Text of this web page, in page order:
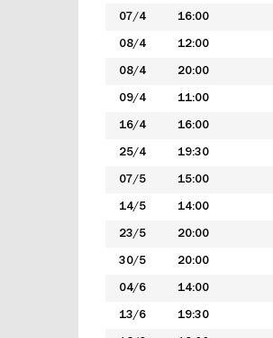
07/4 16:00
08/4 12:00
08/4 20:00
09/4 11:00
16/4 16:00
25/4 19:30
07/5 15:00
14/5 14:00
23/5 20:00
30/5 20:00
04/6 14:00
13/6 19:30